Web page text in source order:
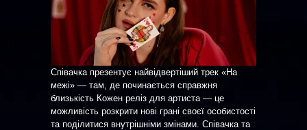
Співачка презентує найвідвертіший трек «На
межі» — там, де починається справжня
близькість Кожен реліз для артиста — це
можливість розкрити нові грані своєї особистості
та поділитися внутрішніми змінами. Співачка та